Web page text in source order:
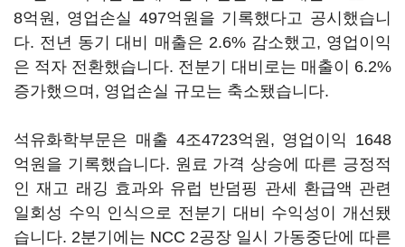
8억원, 영업손실 497억원을 기록했다고 공시했습니
다. 전년 동기 대비 매출은 2.6% 감소했고, 영업이익
은 적자 전환했습니다. 전분기 대비로는 매출이 6.2%
증가했으며, 영업손실 규모는 축소됐습니다.
석유화학부문은 매출 4조4723억원, 영업이익 1648
억원을 기록했습니다. 원료 가격 상승에 따른 긍정적
인 재고 래깅 효과와 유럽 반덤핑 관세 환급액 관련
일회성 수익 인식으로 전분기 대비 수익성이 개선됐
습니다. 2분기에는 NCC 2공장 일시 가동중단에 따른